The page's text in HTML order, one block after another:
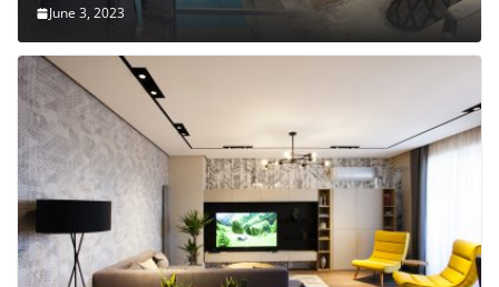
June 3, 2023